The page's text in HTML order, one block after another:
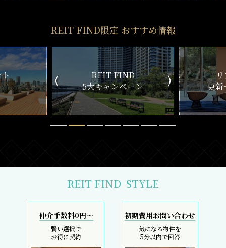
REIT FIND限定 おすすめ情報
ン
リアルタイム
更新一覧チェック
新
REIT FIND STYLE
仲介手数料0円～
賢い選択で
お得に契約
初期費用お問い合わせ
気になる物件を
5分以内で回答